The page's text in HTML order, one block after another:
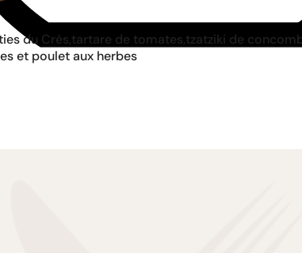
du Crès,tartare de tomates,tzatziki de
et poulet aux herbes